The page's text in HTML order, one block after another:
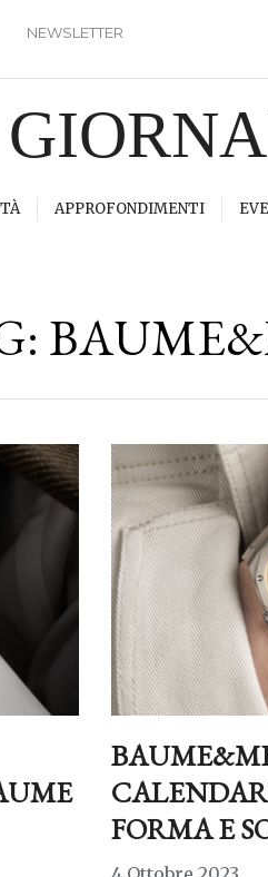
NEWSLETTER
APPROFONDIMENTI
FORMA E